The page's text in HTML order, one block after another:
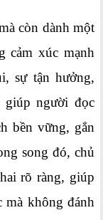
còn dành một
cảm xúc mạnh
sự tận hưởng,
giúp người đọc
bền vững, gắn
song đó, chủ
rõ ràng, giúp
mà không đánh